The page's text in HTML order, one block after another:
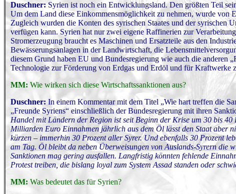
Duschner: Syrien ist noch ein Entwicklungsland. Den größten Teil
Um dem Land diese Einkommensmöglichkeit zu nehmen, wurde von
Zugleich wurden die Konten des syrischen Staates und der syrischen
verfügen kann. Syrien hat nur zwei eigene Raffinerien zur
Stromerzeugung braucht es Maschinen und Ersatzteile aus den
Bewässerungsanlagen in der Landwirtschaft, die
diesem Grund haben EU und Bundesregierung wie auch die anderen
Technologie zur Förderung von Erdgas und Erdöl und für Kraftwerke
MM: Wie wirken sich diese Wirtschaftssanktionen aus?
Duschner: In einem Kommentar mit dem Titel „Wie hart treffen die
„Freunde Syriens“ einschließlich der Bundesregierung mit ihren
Handel mit Ländern der Region ist seit Beginn der Krise um 30 bis
Milliarden Euro Einnahmen jährlich aus dem Öl lässt den Staat aber
kürzen – immerhin 30 Prozent aller Syrer. Und ebenfalls 30 Prozent
am Tag. Öl bleibt da neben Überweisungen von Auslands-Syrern die
Sanktionen mag gering ausfallen. Langfristig könnten fehlende
Protest treiben, die bislang loyal zum System Assad standen oder
MM: Was bedeutet das für Syrien?